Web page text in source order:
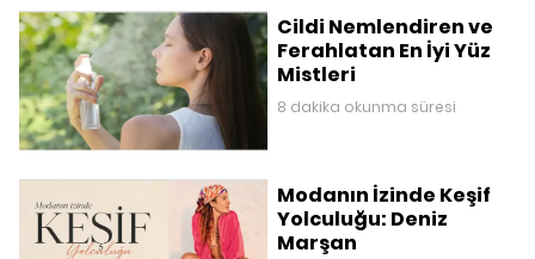
Cildi Nemlendiren ve
Ferahlatan En İyi Yüz
Mistleri
8 dakika okunma süresi
Modanın İzinde Keşif
Yolculuğu: Deniz
Marşan